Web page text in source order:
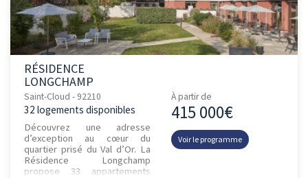
RÉSIDENCE
LONGCHAMP
Saint-Cloud - 92210
32 logements disponibles
Découvrez une adresse
d’exception au cœur du
quartier prisé du Val d’Or. La
Résidence Longchamp
propose 33 appartements
À partir de
415 000€
Voir le programme